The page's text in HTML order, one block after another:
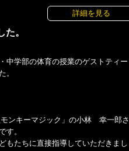
詳細を見る
。
中学部の体育の授業のゲストティー
。
ンキーマジック」の小林 幸一郎さ
す。
もたちに直接指導していただきまし